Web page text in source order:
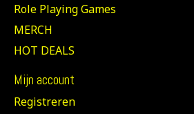
Role Playing Games
MERCH
HOT DEALS
Mijn account
Registreren